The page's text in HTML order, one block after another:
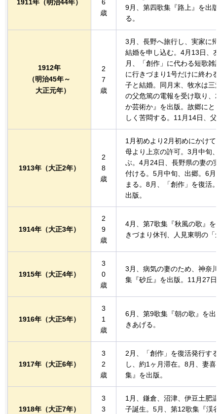
1911年 （明治44年）
6
歳
9月、第四歌集『路上』を出
る。
1912年
（明治45年～
大正元年）
2
7
歳
3月、長野へ旅行し、実家に
結婚を申し込む。4月13日、
月、「創作」に代わる短歌雑
に行きづまり1号だけに終わ
子と結婚。同月末、牧水は三
の父危篤の電報を受け取り、
か芸術か』を出版。故郷にと
しく苦悶する。11月14日、父
1913年 （大正2年）
2
8
歳
1月初めより2月初めにかけて
母より上京の許可。3月中旬
ぶ。4月24日、長野県の妻の
付ける。5月中旬、出郷。6月
まる。8月、「創作」を復活
出版。
1914年 （大正3年）
2
9
歳
4月、第7歌集『秋風の歌』を
きづまり休刊、人見東明の「
1915年 （大正4年）
3
0
歳
3月、病気の妻のため、神奈
集『砂丘』を出版。11月27日
1916年 （大正5年）
3
1
歳
6月、第9歌集『朝の歌』を出
きあげる。
1917年 （大正6年）
3
2
歳
2月、「創作」を復活発行す
し、約1ヶ月滞在。8月、妻喜
集』を出版。
1918年 （大正7年）
3
3
1月、鎌倉、沼津、伊豆土肥
子誕生。5月、第12歌集『渓